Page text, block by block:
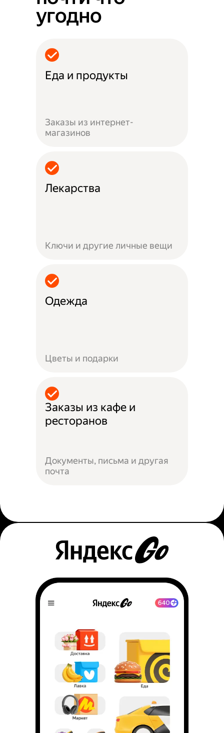
угодно
Еда и продукты
Заказы из интернет-
магазинов
Лекарства
Ключи и другие личные вещи
Одежда
Цветы и подарки
Заказы из кафе и
ресторанов
Документы, письма и другая
почта